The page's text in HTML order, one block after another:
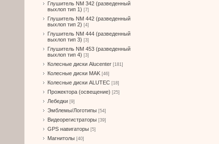
Глушитель NM 342 (разведенный
выхлоп тип 1) [7]
Глушитель NM 442 (разведенный
выхлоп тип 2) [4]
Глушитель NM 444 (разведенный
выхлоп тип 3) [3]
Глушитель NM 453 (разведенный
выхлоп тип 4) [3]
Колесные диски Alucenter [181]
Колесные диски MAK [46]
Колесные диски ALUTEC [18]
Прожектора (освещение) [25]
Лебедки [9]
Эмблемы/Логотипы [54]
Видеорегистраторы [39]
GPS навигаторы [5]
Магнитолы [40]